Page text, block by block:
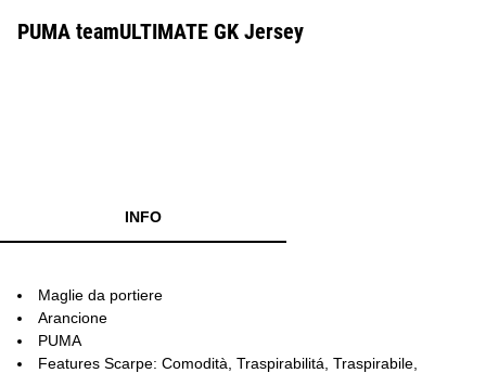
PUMA teamULTIMATE GK Jersey
INFO
Maglie da portiere
Arancione
PUMA
Features Scarpe: Comodità, Traspirabilitá, Traspirabile,